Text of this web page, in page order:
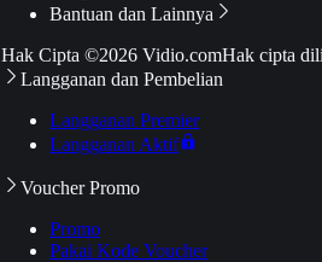
Bantuan dan Lainnya
Hak Cipta ©2026 Vidio.comHak cipta
Langganan dan Pembelian
Langganan Premier
Langganan Aktif
Voucher Promo
Promo
Pakai Kode Voucher